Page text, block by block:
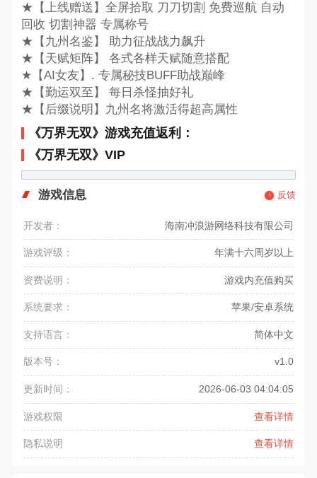
★【上线赠送】全屏拾取 刀刀切割 免费巡航 自动
回收 切割神器 专属称号
★【九州名鉴】 助力征战战力飙升
★【天赋矩阵】 各式各样天赋随意搭配
★【AI女友】. 专属秘技BUFF助战巅峰
★【勤运双至】 每日杀怪抽好礼
★【后缀说明】九州名将激活得超高属性
《万界无双》游戏充值返利：
《万界无双》VIP
游戏信息 反馈
开发者： 海南冲浪游网络科技有限公司
游戏评级： 年满十六周岁以上
资费说明： 游戏内充值购买
系统要求： 苹果/安卓系统
支持语言： 简体中文
版本号： v1.0
更新时间： 2026-06-03 04:04:05
游戏权限 查看详情
隐私说明 查看详情